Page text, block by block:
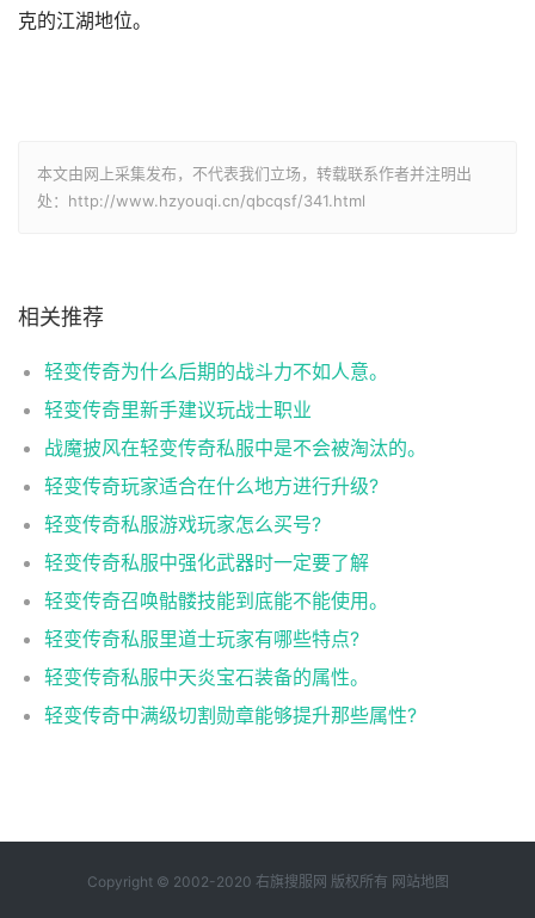
克的江湖地位。
本文由网上采集发布，不代表我们立场，转载联系作者并注明出
处：http://www.hzyouqi.cn/qbcqsf/341.html
相关推荐
轻变传奇为什么后期的战斗力不如人意。
轻变传奇里新手建议玩战士职业
战魔披风在轻变传奇私服中是不会被淘汰的。
轻变传奇玩家适合在什么地方进行升级?
轻变传奇私服游戏玩家怎么买号?
轻变传奇私服中强化武器时一定要了解
轻变传奇召唤骷髅技能到底能不能使用。
轻变传奇私服里道士玩家有哪些特点?
轻变传奇私服中天炎宝石装备的属性。
轻变传奇中满级切割勋章能够提升那些属性?
Copyright © 2002-2020 右旗搜服网 版权所有 网站地图